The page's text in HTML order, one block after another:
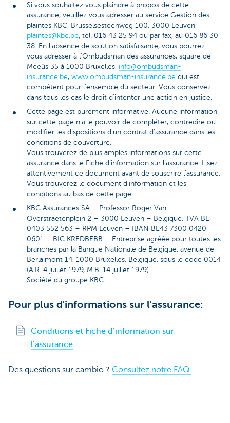
Si vous souhaitez vous plaindre à propos de cette
assurance, veuillez vous adresser au service Gestion des
plaintes KBC, Brusselsesteenweg 100, 3000 Leuven,
plaintes@kbc.be, tél. 016 43 25 94 ou par fax, au 016 86 30
38. En l'absence de solution satisfaisante, vous pourrez
vous adresser à l'Ombudsman des assurances, square de
Meeûs 35 à 1000 Bruxelles, info@ombudsman-
insurance.be, www.ombudsman-insurance.be qui est
compétent pour l'ensemble du secteur. Vous conservez
dans tous les cas le droit d’intenter une action en justice.
Cette page est purement informative. Aucune information
sur cette page n'a le pouvoir de compléter, contredire ou
modifier les dispositions d'un contrat d'assurance dans les
conditions de couverture.
Vous trouverez de plus amples informations sur cette
assurance dans le Fiche d’information sur l’assurance. Lisez
attentivement ce document avant de souscrire l'assurance.
Vous trouverez le document d'information et les
conditions au bas de cette page.
KBC Assurances SA – Professor Roger Van
Overstraetenplein 2 – 3000 Leuven – Belgique. TVA BE
0403 552 563 – RPM Leuven – IBAN BE43 7300 0420
0601 – BIC KREDBEBB – Entreprise agréée pour toutes les
branches par la Banque Nationale de Belgique, avenue de
Berlaimont 14, 1000 Bruxelles, Belgique, sous le code 0014
(A.R. 4 juillet 1979, M.B. 14 juillet 1979).
Société du groupe KBC
Pour plus d'informations sur l'assurance:
Conditions et Fiche d’information sur
l’assurance
Des questions sur cambio ? Consultez notre FAQ.